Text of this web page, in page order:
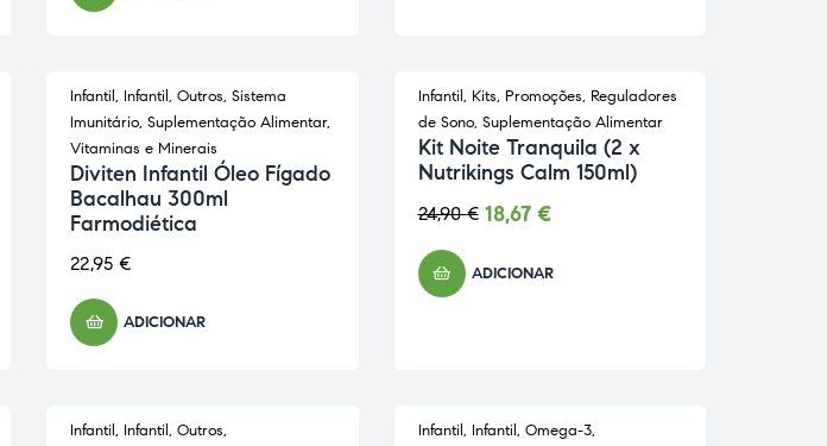
Infantil, Infantil, Outros, Sistema
Imunitário, Suplementação Alimentar,
Vitaminas e Minerais
Diviten Infantil Óleo Fígado
Bacalhau 300ml
Farmodiética
22,95 €
ADICIONAR
-25% PROMO
Infantil, Kits, Promoções, Reguladores
de Sono, Suplementação Alimentar
Kit Noite Tranquila (2 x
Nutrikings Calm 150ml)
24,90€ 18,67 €
ADICIONAR
Infantil, Infantil, Outros,
Infantil, Infantil, Omega-3,